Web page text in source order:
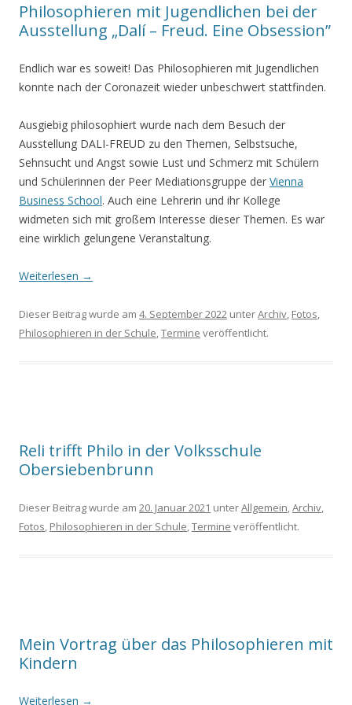
Philosophieren mit Jugendlichen bei der
Ausstellung „Dalí – Freud. Eine Obsession”
Endlich war es soweit! Das Philosophieren mit Jugendlichen
konnte nach der Coronazeit wieder unbeschwert stattfinden.
Ausgiebig philosophiert wurde nach dem Besuch der
Ausstellung DALI-FREUD zu den Themen, Selbstsuche,
Sehnsucht und Angst sowie Lust und Schmerz mit Schülern
und Schülerinnen der Peer Mediationsgruppe der Vienna
Business School. Auch eine Lehrerin und ihr Kollege
widmeten sich mit großem Interesse dieser Themen. Es war
eine wirklich gelungene Veranstaltung.
Weiterlesen →
Dieser Beitrag wurde am 4. September 2022 unterArchiv, Fotos,
Philosophieren in der Schule,Termine veröffentlicht.
Reli trifft Philo in der Volksschule
Obersiebenbrunn
Dieser Beitrag wurde am 20. Januar 2021 unterAllgemein,Archiv,
Fotos, Philosophieren in der Schule,Termine veröffentlicht.
Mein Vortrag über das Philosophieren mit
Kindern
Weiterlesen →